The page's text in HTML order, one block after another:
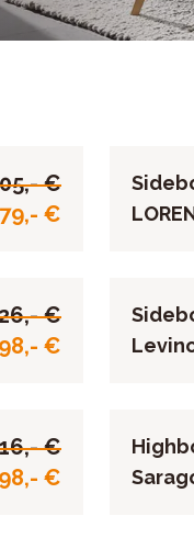
€
€
€
€
€
€